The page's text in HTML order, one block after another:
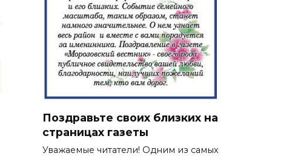
Поздравьте своих близких на
страницах газеты
Уважаемые читатели! Одним из самых